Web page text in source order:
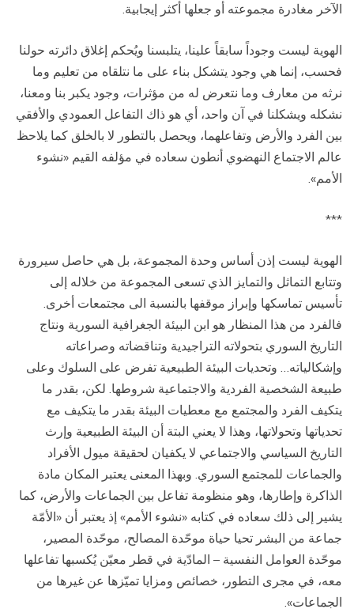
الآخر مغادرة مجموعته أو جعلها أكثر إيجابية.
الهوية ليست وجوداً سابقاً علينا، يتلبسنا ويُحكم إغلاق دائرته حولنا
فحسب، إنما هي وجود يتشكل بناء على ما نتلقاه من تعليم وما
نرثه من معارف وما نتعرض له من مؤثرات، وجود يكبر بنا ومعنا،
نشكله ويشكلنا في آن واحد، أي هو ذاك التفاعل العمودي والأفقي
بين الفرد والأرض وتفاعلهما، ويحصل بالتطور لا بالخلق كما يلاحظ
عالم الاجتماع النهضوي أنطون سعاده في مؤلفه القيم «نشوء
الأمم».
***
الهوية ليست إذن أساس وحدة المجموعة، بل هي حاصل سيرورة
وتتابع التماثل والتمايز الذي تسعى المجموعة من خلاله إلى
تأسيس تماسكها وإبراز موقفها بالنسبة الى مجتمعات أخرى.
فالفرد من هذا المنظار هو ابن البيئة الجغرافية السورية ونتاج
التاريخ السوري بتحولاته التراجيدية وتناقضاته وصراعاته
وإشكالياته… وتحديات البيئة الطبيعية تفرض على السلوك وعلى
طبيعة الشخصية الفردية والاجتماعية شروطها. لكن، بقدر ما
يتكيف الفرد والمجتمع مع معطيات البيئة بقدر ما يتكيف مع
تحدياتها وتحولاتها، وهذا لا يعني البتة أن البيئة الطبيعية وإرث
التاريخ السياسي والاجتماعي لا يكفيان لحقيقة ميول الأفراد
والجماعات للمجتمع السوري. وبهذا المعنى يعتبر المكان مادة
الذاكرة وإطارها، وهو منظومة تفاعل بين الجماعات والأرض، كما
يشير إلى ذلك سعاده في كتابه «نشوء الأمم» إذ يعتبر أن «الأمّة
جماعة من البشر تحيا حياة موحّدة المصالح، موحّدة المصير،
موحّدة العوامل النفسية – المادّية في قطر معيّن يُكسبها تفاعلها
معه، في مجرى التطور، خصائص ومزايا تميّزها عن غيرها من
الجماعات».